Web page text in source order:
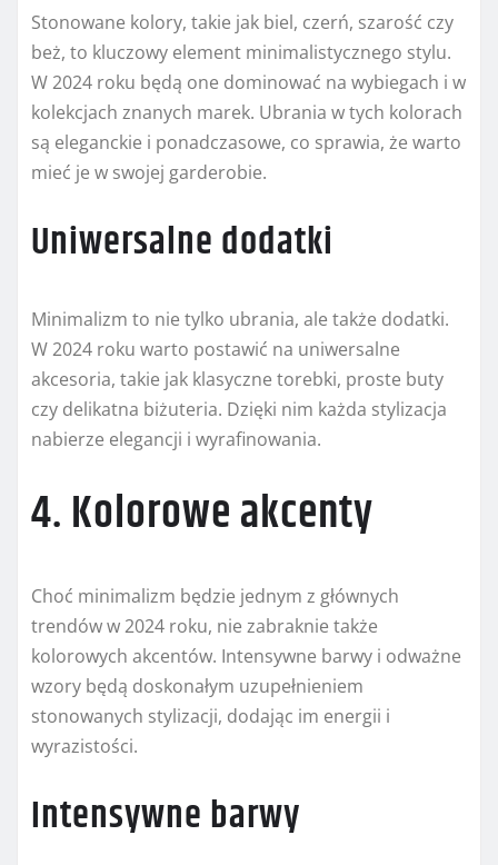
Stonowane kolory, takie jak biel, czerń, szarość czy
beż, to kluczowy element minimalistycznego stylu.
W 2024 roku będą one dominować na wybiegach i w
kolekcjach znanych marek. Ubrania w tych kolorach
są eleganckie i ponadczasowe, co sprawia, że warto
mieć je w swojej garderobie.
Uniwersalne dodatki
Minimalizm to nie tylko ubrania, ale także dodatki.
W 2024 roku warto postawić na uniwersalne
akcesoria, takie jak klasyczne torebki, proste buty
czy delikatna biżuteria. Dzięki nim każda stylizacja
nabierze elegancji i wyrafinowania.
4. Kolorowe akcenty
Choć minimalizm będzie jednym z głównych
trendów w 2024 roku, nie zabraknie także
kolorowych akcentów. Intensywne barwy i odważne
wzory będą doskonałym uzupełnieniem
stonowanych stylizacji, dodając im energii i
wyrazistości.
Intensywne barwy